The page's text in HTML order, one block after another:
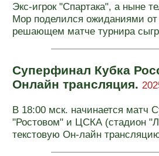
Экс-игрок "Спартака", а ныне
Мор поделился ожиданиями
решающем матче турнира
Суперфинал Кубка
Онлайн трансляция.
В 18:00 мск. начинается матч
"Ростовом" и ЦСКА (стадион
текстовую Он-лайн